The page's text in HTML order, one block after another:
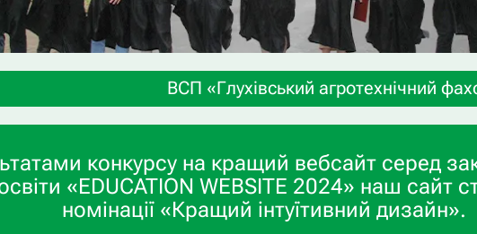
ВСП «Глухівський агротехнічний фаховий
конкурсу на кращий вебсайт серед
«EDUCATION WEBSITE 2024» наш сайт
номінації «Кращий інтуїтивний дизайн».